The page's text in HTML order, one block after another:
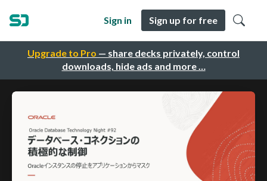
Upgrade to Pro — share decks privately, control
downloads, hide ads and more …
Sign in Sign up for free